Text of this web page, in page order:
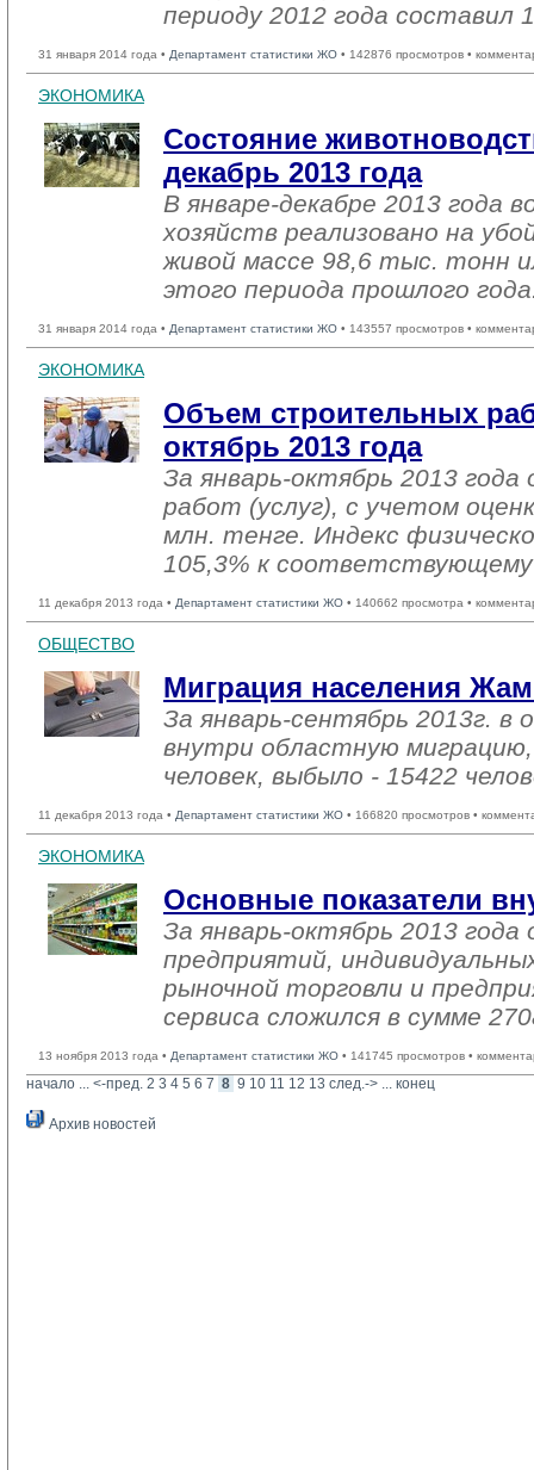
периоду 2012 года составил
31 января 2014 года • Департамент статистики ЖО • 142876 просмотров •
ЭКОНОМИКА
Состояние
декабрь 2013 года
В январе-декабре 2013 года
хозяйств реализовано на
живой массе 98,6 тыс. тонн
этого периода прошлого
31 января 2014 года • Департамент статистики ЖО • 143557 просмотров •
ЭКОНОМИКА
Объем строительных
октябрь 2013 года
За январь-октябрь 2013
работ (услуг), с учетом
млн. тенге. Индекс
105,3% к соответствующему
11 декабря 2013 года • Департамент статистики ЖО • 140662 просмотра •
ОБЩЕСТВО
Миграция населения
За январь-сентябрь 2013г. в
внутри областную
человек, выбыло - 15422
11 декабря 2013 года • Департамент статистики ЖО • 166820 просмотров •
ЭКОНОМИКА
Основные показатели
За январь-октябрь 2013
предприятий,
рыночной торговли и
сервиса сложился в сумме
13 ноября 2013 года • Департамент статистики ЖО • 141745 просмотров •
начало ... <-пред. 2 3 4 5 6 7 8 9 10 11 12 13 след.-> ... конец
Архив новостей